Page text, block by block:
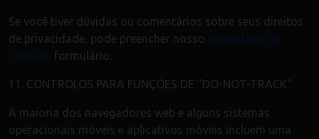
Se você tiver dúvidas ou comentários sobre seus direitos
de privacidade, pode preencher nosso Formulário de
Contato formulário.
11. CONTROLOS PARA FUNÇÕES DE "DO-NOT-TRACK"
A maioria dos navegadores web e alguns sistemas
operacionais móveis e aplicativos móveis incluem uma